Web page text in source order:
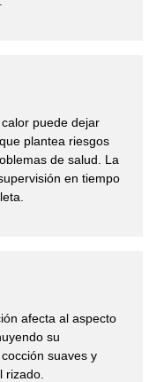
puede dejar
plantea riesgos
de salud. La
en tiempo
afecta al aspecto
su
suaves y
rizado.